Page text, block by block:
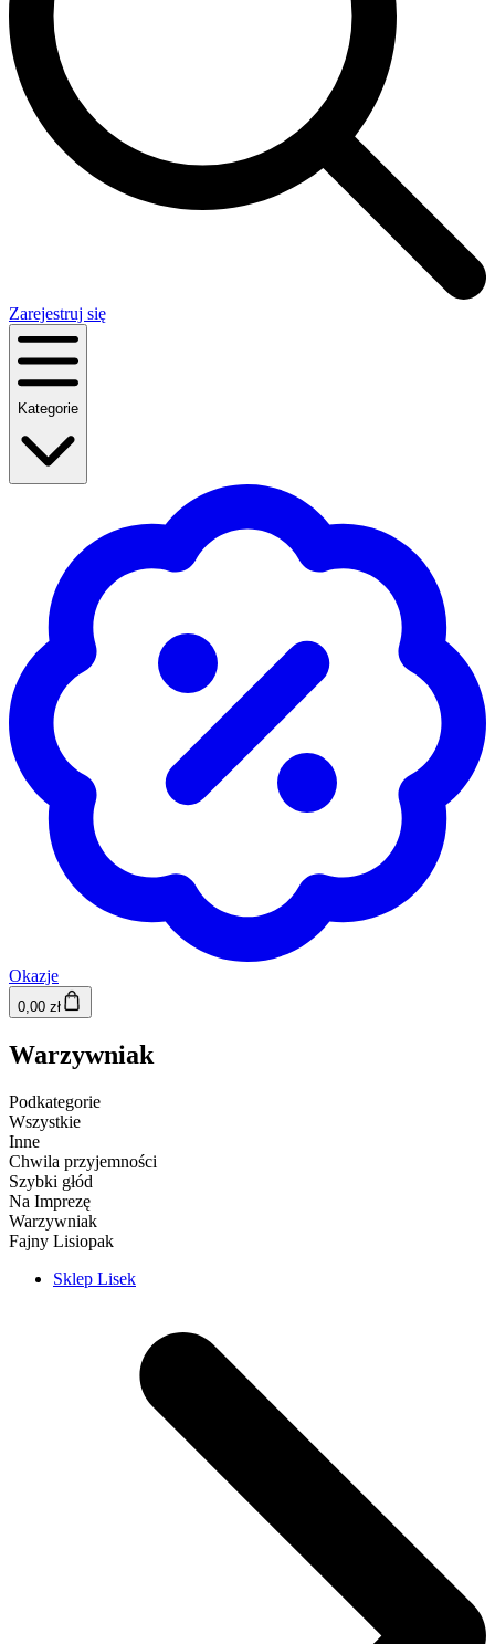
Zarejestruj się
Kategorie
Okazje
0,00 zł
Warzywniak
Podkategorie
Wszystkie
Inne
Chwila przyjemności
Szybki głód
Na Imprezę
Warzywniak
Fajny Lisiopak
Sklep Lisek